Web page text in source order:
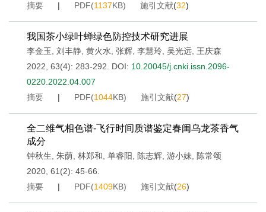
摘要
| PDF(1137KB) 施引文献(32)
我国茶小绿叶蝉绿色防控技术研究进展
李金玉 刘丰静 黄火水 张辉 李慧玲 吴光远 王庆森
2022, 63(4): 283-292.
DOI: 10.20045/j.cnki.issn.2096-
0220.2022.04.007
摘要
| PDF(1044KB) 施引文献(27)
全二维气相色谱-飞行时间质谱鉴定春闺乌龙茶香气
成分
钟秋生 朱荫 林郑和 单睿阳 陈志辉 游小妹
陈常颂
2020, 61(2): 45-66.
摘要
| PDF(1409KB) 施引文献(26)